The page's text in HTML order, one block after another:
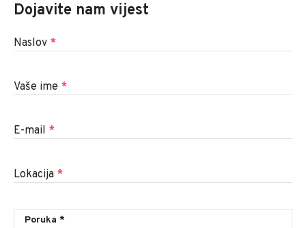
Dojavite nam vijest
Naslov *
Vaše ime *
E-mail *
Lokacija *